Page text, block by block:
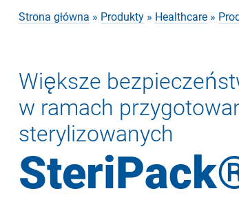
Strona główna » Produkty » Healthcare »
Większe
w ramach
sterylizowanych